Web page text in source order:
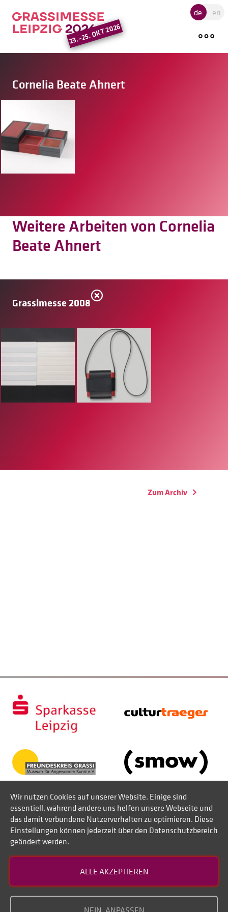
Hauptregion der Seite
23.–25. OKT 2026
de en
Cornelia Beate Ahnert
Weitere Arbeiten von Cornelia
Beate Ahnert
Grassimesse 2008
Zum Archiv
Impressum
Wir nutzen Cookies auf unserer Website. Einige sind
essentiell, während andere uns helfen unsere Webseite und
das damit verbundene Nutzerverhalten zu optimieren. Diese
Einstellungen können jederzeit über den Datenschutzbereich
geändert werden.
ALLE AKZEPTIEREN